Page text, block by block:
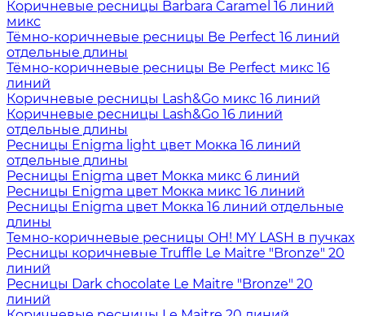
Коричневые ресницы Barbara Caramel 16 линий
микс
Тёмно-коричневые ресницы Be Perfect 16 линий
отдельные длины
Тёмно-коричневые ресницы Be Perfect микс 16
линий
Коричневые ресницы Lash&Go микс 16 линий
Коричневые ресницы Lash&Go 16 линий
отдельные длины
Ресницы Enigma light цвет Мокка 16 линий
отдельные длины
Ресницы Enigma цвет Мокка микс 6 линий
Ресницы Enigma цвет Мокка микс 16 линий
Ресницы Enigma цвет Мокка 16 линий отдельные
длины
Темно-коричневые ресницы OH! MY LASH в пучках
Ресницы коричневые Truffle Le Maitre "Bronze" 20
линий
Ресницы Dark chocolate Le Maitre "Bronze" 20
линий